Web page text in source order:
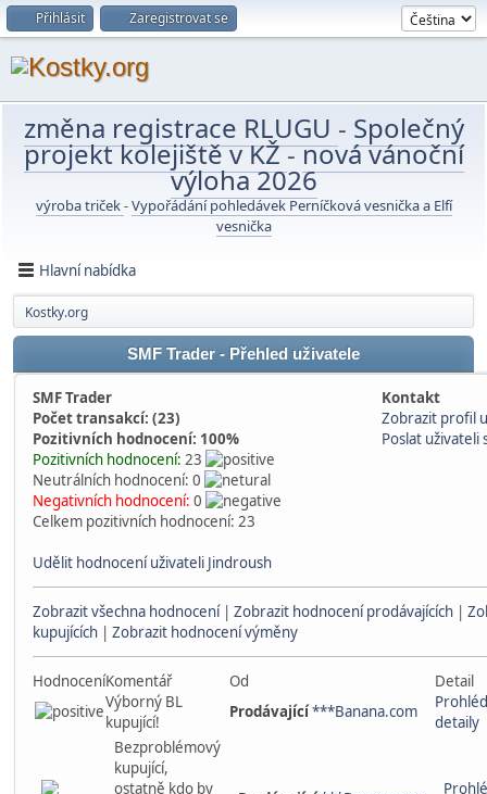
Přihlásit Zaregistrovat se
změna registrace RLUGU - Společný
projekt kolejiště v KŽ-nová vánoční
výloha 2026
výroba triček-Vypořádání pohledávek Perníčková vesnička a Elfí
vesnička
Hlavní nabídka
Kostky.org
SMF Trader - Přehled uživatele
SMF Trader
Kontakt
Počet transakcí: (23)
Zobrazit profil
Pozitivních hodnocení: 100%
Poslat
Pozitivních hodnocení: 23
Neutrálních hodnocení: 0
Negativních hodnocení: 0
Celkem pozitivních hodnocení: 23
Udělit hodnocení uživateli Jindroush
Zobrazit všechna hodnocení| Zobrazit hodnocení prodávajících |
kupujících | Zobrazit hodnocení výměny
HodnoceníKomentář Od
Detail
Výborný BL
kupující!
Prodávající***Banana.com
detaily
Bezproblémový
kupující,
ostatně kdo by